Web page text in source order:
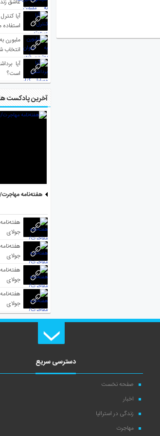
آیا
انتخاب
آیا
است؟
آخرین پادکست
هفته‌نامه مهاجرت/
جولای
جولای
جولای
جولای
دسترسی سریع
صفحه نخست
اخبار
زندگی در استرالیا
مهاجرت